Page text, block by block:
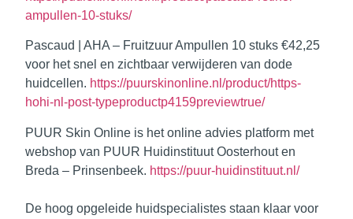
ampullen-10-stuks/
Pascaud | AHA – Fruitzuur Ampullen 10 stuks €42,25
voor het snel en zichtbaar verwijderen van dode
huidcellen. https://puurskinonline.nl/product/https-
hohi-nl-post-typeproductp4159previewtrue/
PUUR Skin Online is het online advies platform met
webshop van PUUR Huidinstituut Oosterhout en
Breda – Prinsenbeek. https://puur-huidinstituut.nl/
De hoog opgeleide huidspecialistes staan klaar voor